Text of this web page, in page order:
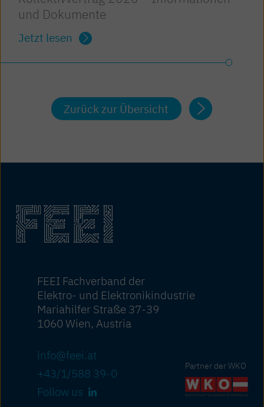
und Dokumente
Jetzt lesen
Zurück zur Übersicht
FEEI Fachverband der
Elektro- und Elektronikindustrie
Mariahilfer Straße 37-39
1060 Wien, Austria
info@feei.at
+43/1/588 39-0
Follow us
Partner der WKO